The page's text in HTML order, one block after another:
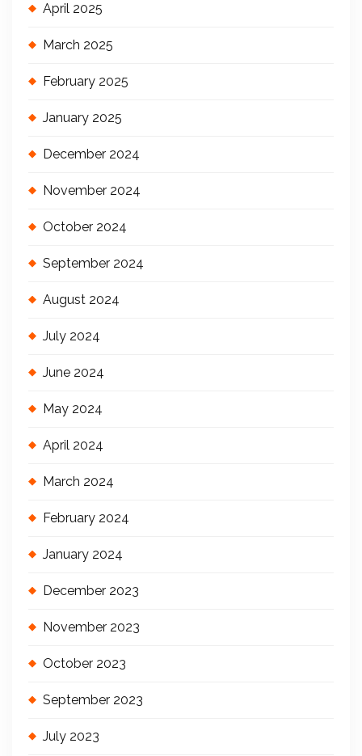
April 2025
March 2025
February 2025
January 2025
December 2024
November 2024
October 2024
September 2024
August 2024
July 2024
June 2024
May 2024
April 2024
March 2024
February 2024
January 2024
December 2023
November 2023
October 2023
September 2023
July 2023